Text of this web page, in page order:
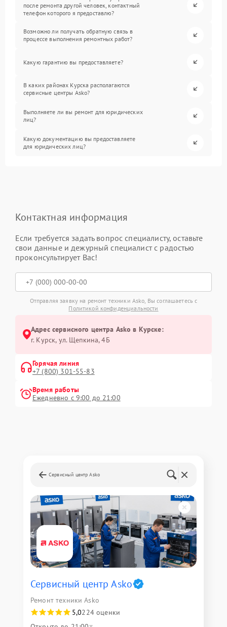
после ремонта другой человек, контактный
телефон которого я предоставлю?
Возможно ли получать обратную связь в
процессе выполнения ремонтных работ?
Какую гарантию вы предоставляете?
В каких районах Курска располагаются
сервисные центры Asko?
Выполняете ли вы ремонт для юридических
лиц?
Какую документацию вы предоставляете
для юридических лиц?
Контактная информация
Если требуется задать вопрос специалисту, оставьте
свои данные и дежурный специалист с радостью
проконсультирует Вас!
Отправляя заявку на ремонт техники Asko, Вы соглашаетесь с
Политикой конфиденциальности
Адрес сервисного центра Asko в Курске:
г. Курск, ул. Щепкина, 4Б
Горячая линия
+7 (800) 301-55-83
Время работы
Ежедневно с 9:00 до 21:00
Сервисный центр Asko
Сервисный центр Asko
Ремонт техники Asko
5,0224 оценки